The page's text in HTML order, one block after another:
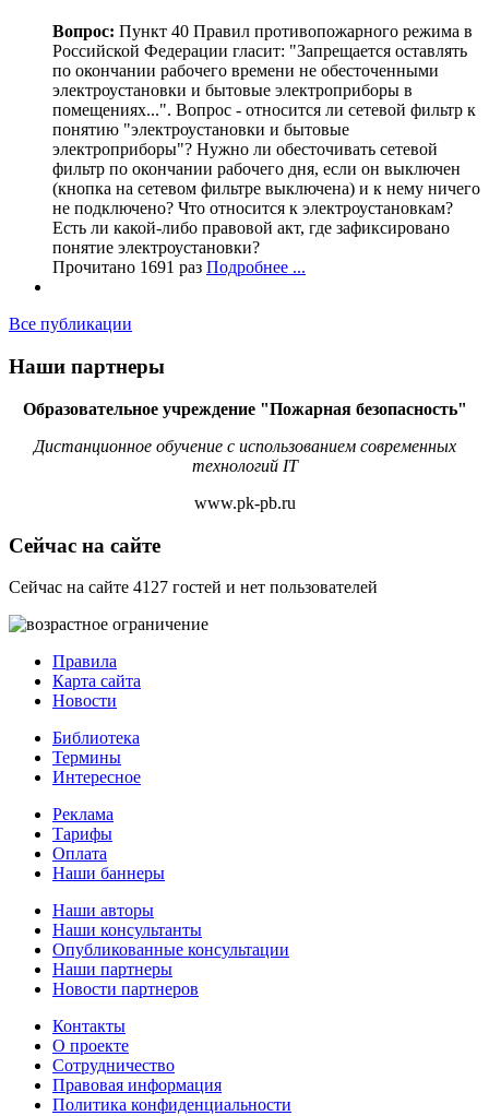
Вопрос: Пункт 40 Правил противопожарного режима в
Российской Федерации гласит: "Запрещается оставлять
по окончании рабочего времени не обесточенными
электроустановки и бытовые электроприборы в
помещениях...". Вопрос - относится ли сетевой фильтр к
понятию "электроустановки и бытовые
электроприборы"? Нужно ли обесточивать сетевой
фильтр по окончании рабочего дня, если он выключен
(кнопка на сетевом фильтре выключена) и к нему ничего
не подключено? Что относится к электроустановкам?
Есть ли какой-либо правовой акт, где зафиксировано
понятие электроустановки?
Прочитано 1691 раз Подробнее ...
Все публикации
Наши партнеры
Образовательное учреждение "Пожарная безопасность"
Дистанционное обучение с использованием современных
технологий IT
www.pk-pb.ru
Сейчас на сайте
Сейчас на сайте 4127 гостей и нет пользователей
Правила
Карта сайта
Новости
Библиотека
Термины
Интересное
Реклама
Тарифы
Оплата
Наши баннеры
Наши авторы
Наши консультанты
Опубликованные консультации
Наши партнеры
Новости партнеров
Контакты
О проекте
Сотрудничество
Правовая информация
Политика конфиденциальности